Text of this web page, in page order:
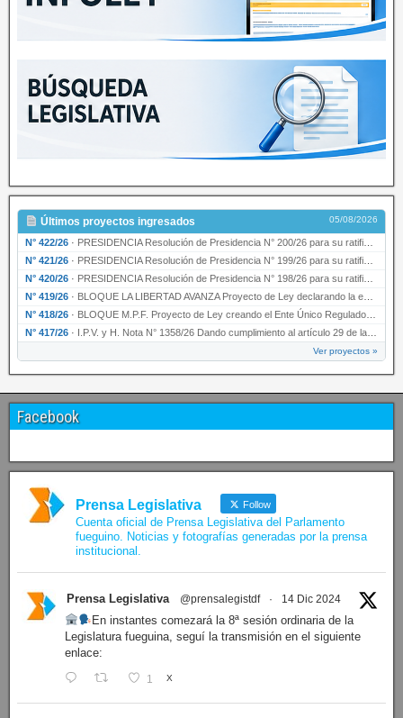
Últimos proyectos ingresados 05/08/2026
N° 422/26 · PRESIDENCIA Resolución de Presidencia N° 200/26 para su ratificación.
N° 421/26 · PRESIDENCIA Resolución de Presidencia N° 199/26 para su ratificación.
N° 420/26 · PRESIDENCIA Resolución de Presidencia N° 198/26 para su ratificación.
N° 419/26 · BLOQUE LA LIBERTAD AVANZA Proyecto de Ley declarando la esencialidad del servicio educativ…
N° 418/26 · BLOQUE M.P.F. Proyecto de Ley creando el Ente Único Regulador de servicios públicos de la …
N° 417/26 · I.P.V. y H. Nota N° 1358/26 Dando cumplimiento al artículo 29 de la Ley provincial N° 1399…
Ver proyectos »
Facebook
Prensa Legislativa Follow
Cuenta oficial de Prensa Legislativa del Parlamento
fueguino. Noticias y fotografías generadas por la prensa
institucional.
Prensa Legislativa @prensalegistdf · 14 Dic 2024
En instantes comezará la 8ª sesión ordinaria de la
Legislatura fueguina, seguí la transmisión en el siguiente
enlace:
1 X